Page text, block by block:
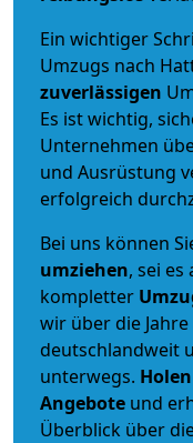
Ein wichtiger
Umzugs nach
zuverlässigen
Es ist wichtig,
Unternehmen
und Ausrüstung
erfolgreich
Bei uns können
umziehen, sei es
kompletter
wir über die
deutschlandweit
unterwegs.
Angebote und
Überblick über